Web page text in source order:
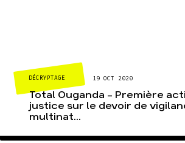
DÉCRYPTAGE 19 OCT 2020
Total Ouganda – Première
justice sur le devoir de
multinat...